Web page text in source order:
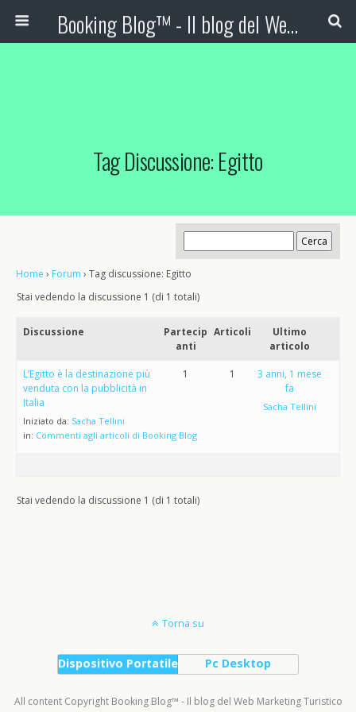
Booking Blog™ - Il blog del Web Marketing Turistico
Tag Discussione: Egitto
Home › Forum › Tag discussione: Egitto
Stai vedendo la discussione 1 (di 1 totali)
Discussione
Partecip
anti
Articoli
Ultimo
articolo
L’Egitto è la destinazione più
venduta con la pubblicità in
Italia
Iniziato da: Sacha Tellini
in: Commenti agli articoli di Booking Blog
1 1
3 anni, 1 mese
fa
Sacha Tellini
Stai vedendo la discussione 1 (di 1 totali)
Torna su
Dispositivo Portatile Pc Desktop
All content Copyright Booking Blog™ - Il blog del Web Marketing Turistico